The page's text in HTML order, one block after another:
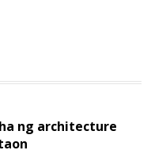
ng architecture